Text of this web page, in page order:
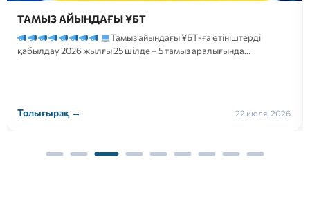
ТАМЫЗ АЙЫНДАҒЫ ҰБТ
Тамыз айындағы ҰБТ-ға өтініштерді
қабылдау 2026 жылғы 25 шілде – 5 тамыз аралығында…
Толығырақ → 22 июля, 2026